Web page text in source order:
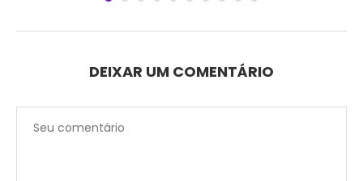
DEIXAR UM COMENTÁRIO